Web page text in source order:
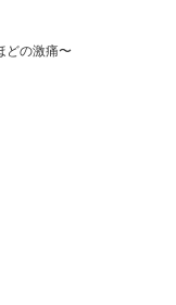
どの激痛〜